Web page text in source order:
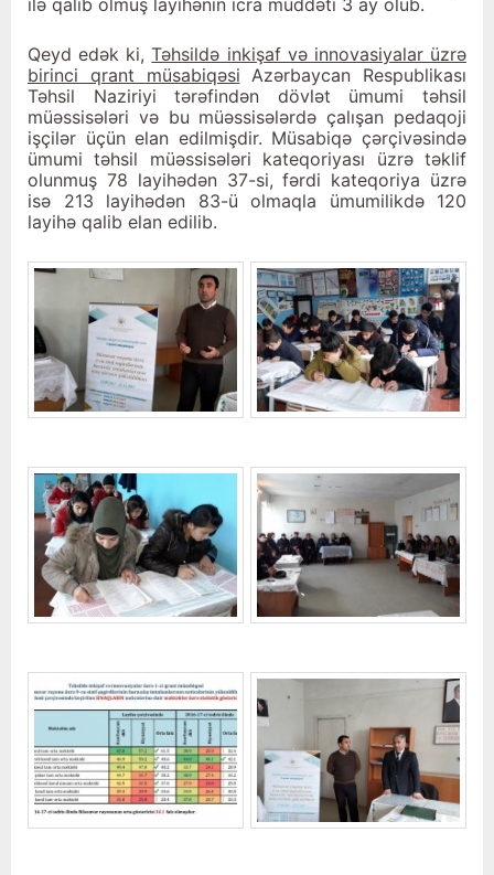
Qeyd edək ki,Təhsildə inkişaf və innovasiyalar üzrə
birinci qrant müsabiqəsi Azərbaycan Respublikası
Təhsil Naziriyi tərəfindən dövlət ümumi təhsil
müəssisələri və bu müəssisələrdə çalışan pedaqoji
işçilər üçün elan edilmişdir. Müsabiqə çərçivəsində
ümumi təhsil müəssisələri kateqoriyası üzrə təklif
olunmuş 78 layihədən 37-si, fərdi kateqoriya üzrə
isə 213 layihədən 83-ü olmaqla ümumilikdə 120
layihə qalib elan edilib.